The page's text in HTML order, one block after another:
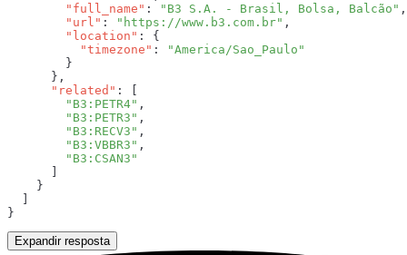
        "full_name"
:
"B3 S.A. - Brasil, Bolsa, Balcão"
        "url"
: "https://www.b3.com.br"
        "location"
          "timezone"
:
      "related"
        "B3:PETR4"
        "B3:PETR3"
        "B3:RECV3"
        "B3:VBBR3"
Expandir resposta